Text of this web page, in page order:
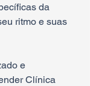
da
ritmo e suas
e
Clínica